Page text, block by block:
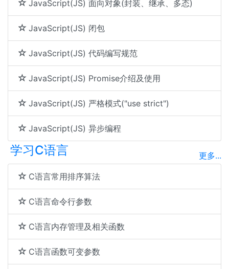
JavaScript(JS) 面向对象(封装、继承、多态)
JavaScript(JS) 闭包
JavaScript(JS) 代码编写规范
JavaScript(JS) Promise介绍及使用
JavaScript(JS) 严格模式("use strict")
JavaScript(JS) 异步编程
学习C语言 更多...
C语言常用排序算法
C语言命令行参数
C语言内存管理及相关函数
C语言函数可变参数